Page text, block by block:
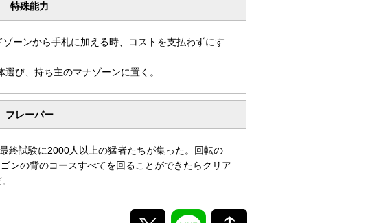
特殊能力
ーンから手札に加える時、コストを支払わずにす
び、持ち主のマナゾーンに置く。
フレーバー
終試験に2000人以上の猛者たちが集った。回転の
ンの背のコースすべてを回ることができたらクリア